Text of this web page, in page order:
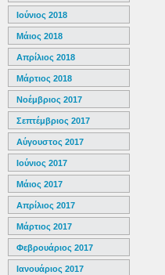
Ιούνιος 2018
Μάιος 2018
Απρίλιος 2018
Μάρτιος 2018
Νοέμβριος 2017
Σεπτέμβριος 2017
Αύγουστος 2017
Ιούνιος 2017
Μάιος 2017
Απρίλιος 2017
Μάρτιος 2017
Φεβρουάριος 2017
Ιανουάριος 2017